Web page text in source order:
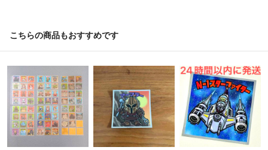
こちらの商品もおすすめです